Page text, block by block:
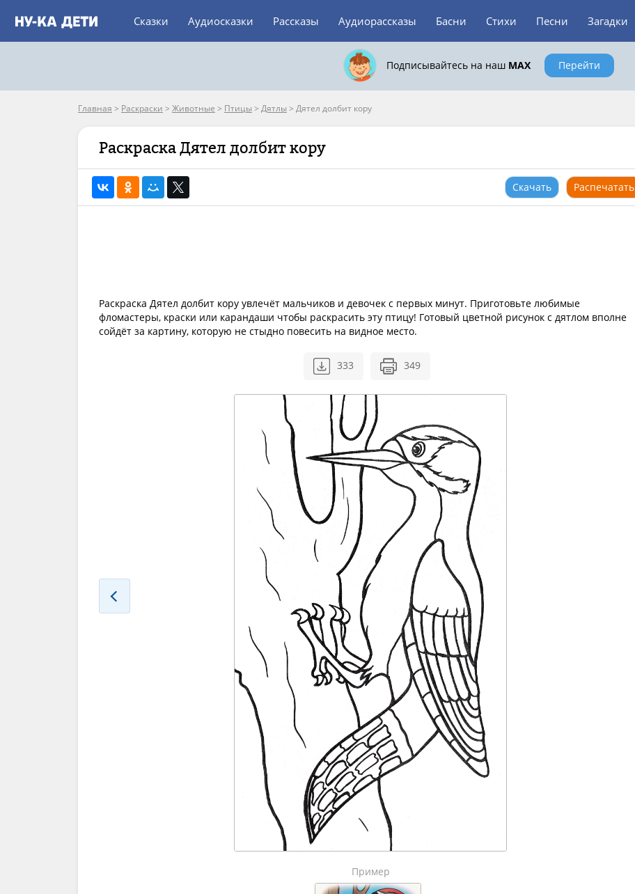
Сказки Аудиосказки Рассказы Аудиорассказы Басни Стихи Песни Загадки
Подписывайтесь на наш MAX Перейти
Главная > Раскраски > Животные > Птицы > Дятлы > Дятел долбит кору
Раскраска Дятел долбит кору
Скачать Распечатать
Раскраска Дятел долбит кору увлечёт мальчиков и девочек с первых минут. Приготовьте любимые
фломастеры, краски или карандаши чтобы раскрасить эту птицу! Готовый цветной рисунок с дятлом вполне
сойдёт за картину, которую не стыдно повесить на видное место.
333 349
Пример